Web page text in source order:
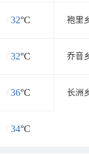
/ 32°C 袍里
/ 32°C 乔音
/ 36°C 长洲
/ 34°C